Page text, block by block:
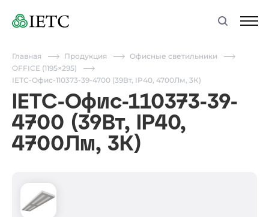
Главная Продукция
Офисные светильники
OFFICE (1195×295)
IETC-Офис-110373-39-4700 (39Вт, IP40, 4700Лм, 3К)
IETC-Офис-110373-39-
4700 (39Вт, IP40,
4700Лм, 3К)